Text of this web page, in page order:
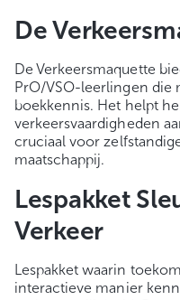
De
De Verkeersmaquette
PrO/VSO-leerlingen die
boekkennis. Het helpt
verkeersvaardigheden
cruciaal voor
maatschappij.
Lespakket
Verkeer
Lespakket waarin
interactieve manier